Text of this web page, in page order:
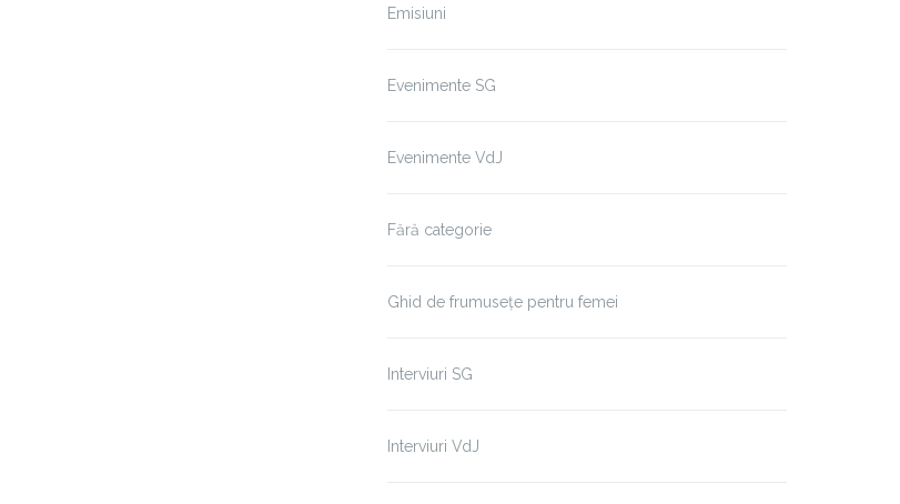
Emisiuni
Evenimente SG
Evenimente VdJ
Fără categorie
Ghid de frumusețe pentru femei
Interviuri SG
Interviuri VdJ